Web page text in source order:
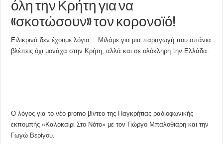
όλη την Κρήτη για να
«σκοτώσουν» τον κορονοϊό!
Ειλικρινά δεν έχουμε λόγια… Μιλάμε για μια παραγωγή που σπάνια
βλέπεις όχι μονάχα στην Κρήτη, αλλά και σε ολόκληρη την Ελλάδα.
Ο λόγος για το νέο promo βίντεο της Παγκρήτιας ραδιοφωνικής
εκπομπής «Καλοκαίρι Στο Νότο» με τον Γιώργο Μπαλοθιάρη και την
Γωγώ Βερίγου.